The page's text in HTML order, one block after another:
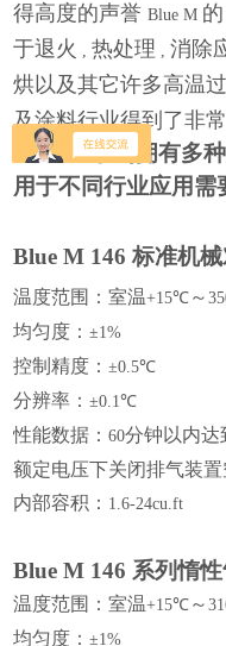
得高度的声誉Blue M 的
于退火 ,热处理 ,消除
烘以及其它许多高温
及涂料行业得到了非
Blue M系列拥有多
用于不同行业应用需
Blue M 146标准机
温度范围：室温+15℃ ～
均匀度：±1%
控制精度：±0.5℃
分辨率：±0.1℃
性能数据：60分钟以内达
额定电压下关闭排气装
内部容积： 1.6-24cu.ft
Blue M 146 系列惰
温度范围：室温+15℃ ～
均匀度：±1%